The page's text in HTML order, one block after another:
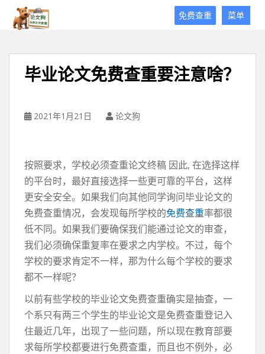
菜单
免费查重
毕业论文免费查重要注意啥？
2021年1月21日 论文狗
按照要求，学校必须查重论文终稿 因此, 在选择这样
的平台时，最好直接选择一些更可靠的平台，这样
更安全安全。如果我们向其他同学询问毕业论文的
免费查重情况，会发现每所学校的免费查重率都很
低不同。如果我们要确保我们能通过论文的审查，
我们必须确保重复率在要求之内学校。不过，每个
学校的要求肯定不一样，那为什么每个学校的要求
都不一样呢？
以前有些学校的毕业论文免费查重确实是抽查，一
个系只有两三个学生的毕业论文是免费查重登记入
住最近几年，出现了一些问题，所以现在教育部要
求每所学校都要进行免费查重，而且也不例外，必